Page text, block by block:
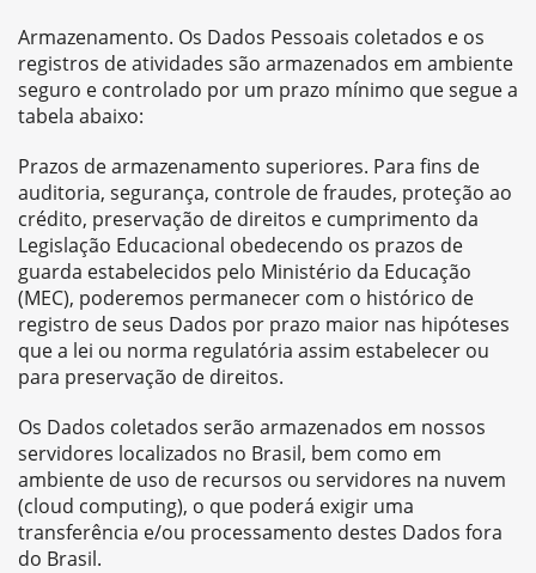
Armazenamento. Os Dados Pessoais coletados e os
registros de atividades são armazenados em ambiente
seguro e controlado por um prazo mínimo que segue a
tabela abaixo:
Prazos de armazenamento superiores. Para fins de
auditoria, segurança, controle de fraudes, proteção ao
crédito, preservação de direitos e cumprimento da
Legislação Educacional obedecendo os prazos de
guarda estabelecidos pelo Ministério da Educação
(MEC), poderemos permanecer com o histórico de
registro de seus Dados por prazo maior nas hipóteses
que a lei ou norma regulatória assim estabelecer ou
para preservação de direitos.
Os Dados coletados serão armazenados em nossos
servidores localizados no Brasil, bem como em
ambiente de uso de recursos ou servidores na nuvem
(cloud computing), o que poderá exigir uma
transferência e/ou processamento destes Dados fora
do Brasil.